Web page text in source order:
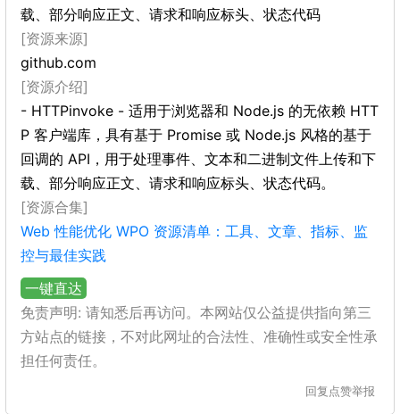
载、部分响应正文、请求和响应标头、状态代码
[资源来源]
github.com
[资源介绍]
- HTTPinvoke - 适用于浏览器和 Node.js 的无依赖 HTT
P 客户端库，具有基于 Promise 或 Node.js 风格的基于
回调的 API，用于处理事件、文本和二进制文件上传和下
载、部分响应正文、请求和响应标头、状态代码。
[资源合集]
Web 性能优化 WPO 资源清单：工具、文章、指标、监
控与最佳实践
一键直达
免责声明: 请知悉后再访问。本网站仅公益提供指向第三
方站点的链接，不对此网址的合法性、准确性或安全性承
担任何责任。
回复 点赞举报